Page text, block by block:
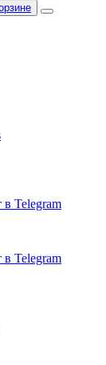
в Telegram
в Telegram